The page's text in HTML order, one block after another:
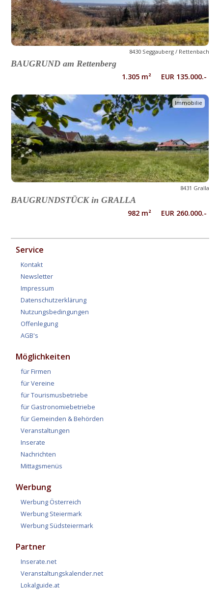
8430 Seggauberg / Rettenbach
BAUGRUND am Rettenberg
1.305 m² EUR 135.000.-
Immobilie
8431 Gralla
BAUGRUNDSTÜCK in GRALLA
982 m² EUR 260.000.-
Service
Kontakt
Newsletter
Impressum
Datenschutzerklärung
Nutzungsbedingungen
Offenlegung
AGB's
Möglichkeiten
für Firmen
für Vereine
für Tourismusbetriebe
für Gastronomiebetriebe
für Gemeinden & Behörden
Veranstaltungen
Inserate
Nachrichten
Mittagsmenüs
Werbung
Werbung Österreich
Werbung Steiermark
Werbung Südsteiermark
Partner
Inserate.net
Veranstaltungskalender.net
Lokalguide.at